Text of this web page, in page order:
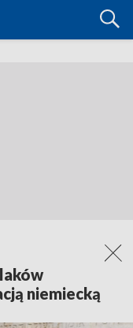
niemiecką